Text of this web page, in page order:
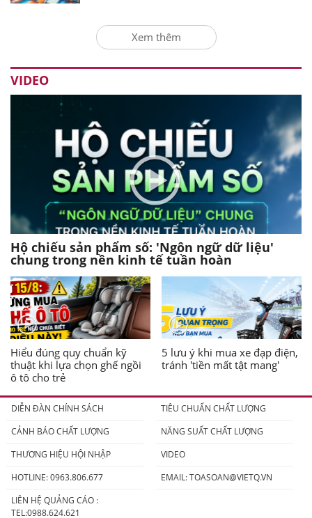
Xem thêm
VIDEO
Hộ chiếu sản phẩm số: 'Ngôn ngữ dữ liệu'
chung trong nền kinh tế tuần hoàn
Hiểu đúng quy chuẩn kỹ
thuật khi lựa chọn ghế ngồi
ô tô cho trẻ
5 lưu ý khi mua xe đạp điện,
tránh 'tiền mất tật mang'
DIỄN ĐÀN CHÍNH SÁCH
TIÊU CHUẨN CHẤT LƯỢNG
CẢNH BÁO CHẤT LƯỢNG
NĂNG SUẤT CHẤT LƯỢNG
THƯƠNG HIỆU HỘI NHẬP
VIDEO
HOTLINE: 0963.806.677
EMAIL:TOASOAN@VIETQ.VN
LIÊN HỆ QUẢNG CÁO :
TEL:0988.624.621